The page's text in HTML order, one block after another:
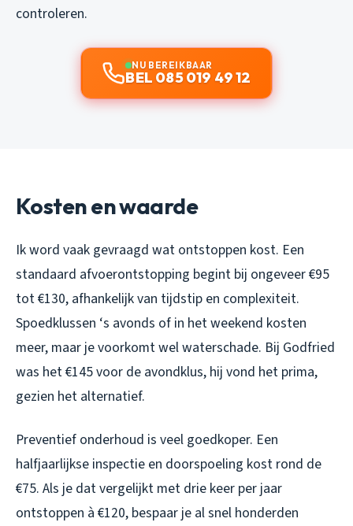
controleren.
NU BEREIKBAAR
BEL 085 019 49 12
Kosten en waarde
Ik word vaak gevraagd wat ontstoppen kost. Een
standaard afvoerontstopping begint bij ongeveer €95
tot €130, afhankelijk van tijdstip en complexiteit.
Spoedklussen ‘s avonds of in het weekend kosten
meer, maar je voorkomt wel waterschade. Bij Godfried
was het €145 voor de avondklus, hij vond het prima,
gezien het alternatief.
Preventief onderhoud is veel goedkoper. Een
halfjaarlijkse inspectie en doorspoeling kost rond de
€75. Als je dat vergelijkt met drie keer per jaar
ontstoppen à €120, bespaar je al snel honderden